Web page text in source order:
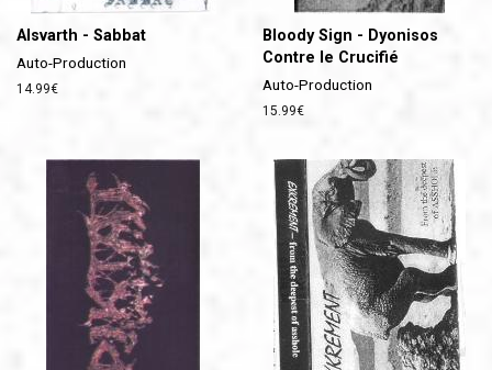
Alsvarth - Sabbat
Auto-Production
Prix
14.99€
Bloody Sign - Dyonisos
Contre le Crucifié
Auto-Production
Prix
15.99€